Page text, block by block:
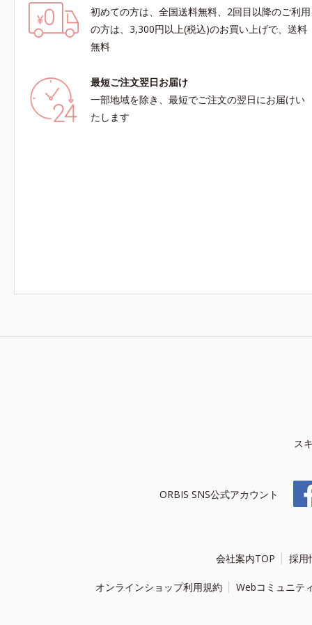
初めての方は、全国送料無料、2回目以降のご利用
の方は、3,300円以上(税込)のお買い上げで、送料
無料
最短ご注文翌日お届け
一部地域を除き、最短でご注文の翌日にお届けい
たします
ス
ORBIS SNS公式アカウント
会社案内TOP 採用
オンラインショップ利用規約 Webコミュニテ